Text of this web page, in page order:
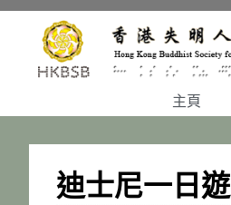
主頁
迪士尼一日遊